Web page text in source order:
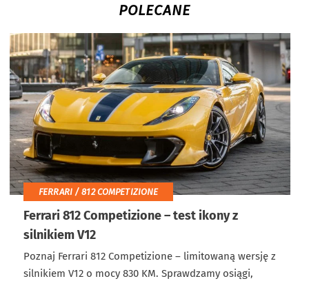
POLECANE
FERRARI / 812 COMPETIZIONE
Ferrari 812 Competizione – test ikony z
silnikiem V12
Poznaj Ferrari 812 Competizione – limitowaną wersję z
silnikiem V12 o mocy 830 KM. Sprawdzamy osiągi,